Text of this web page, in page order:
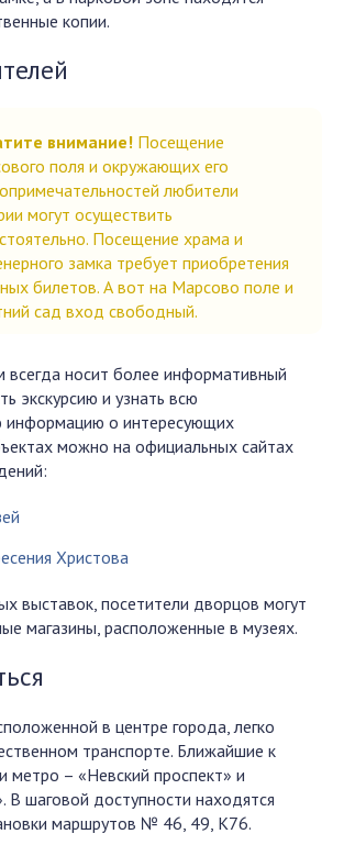
копии.
внимание! Посещение
поля и окружающих его
любители
могут осуществить
Посещение храма и
замка требует приобретения
билетов. А вот на Марсово поле и
сад вход свободный.
всегда носит более информативный
экскурсию и узнать всю
информацию о интересующих
можно на официальных сайтах
Христова
выставок, посетители дворцов могут
магазины, расположенные в музеях.
в центре города, легко
транспорте. Ближайшие к
метро – «Невский проспект» и
В шаговой доступности находятся
маршрутов № 46, 49, К76.